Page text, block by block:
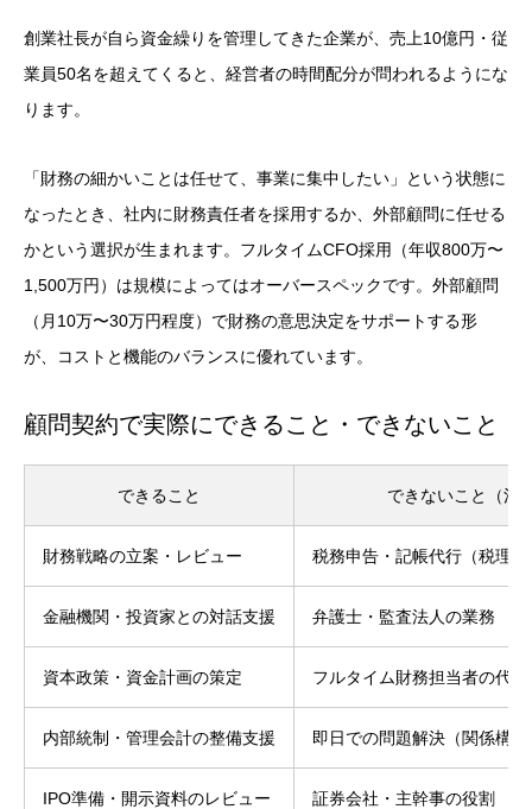
創業社長が自ら資金繰りを管理してきた企業が、売上10億円・従
業員50名を超えてくると、経営者の時間配分が問われるようにな
ります。
「財務の細かいことは任せて、事業に集中したい」という状態に
なったとき、社内に財務責任者を採用するか、外部顧問に任せる
かという選択が生まれます。フルタイムCFO採用（年収800万〜
1,500万円）は規模によってはオーバースペックです。外部顧問
（月10万〜30万円程度）で財務の意思決定をサポートする形
が、コストと機能のバランスに優れています。
顧問契約で実際にできること・できないこと
できること できないこと（注
財務戦略の立案・レビュー 税務申告・記帳代行（税理
金融機関・投資家との対話支援 弁護士・監査法人の業務
資本政策・資金計画の策定 フルタイム財務担当者の代
内部統制・管理会計の整備支援 即日での問題解決（関係構
IPO準備・開示資料のレビュー 証券会社・主幹事の役割